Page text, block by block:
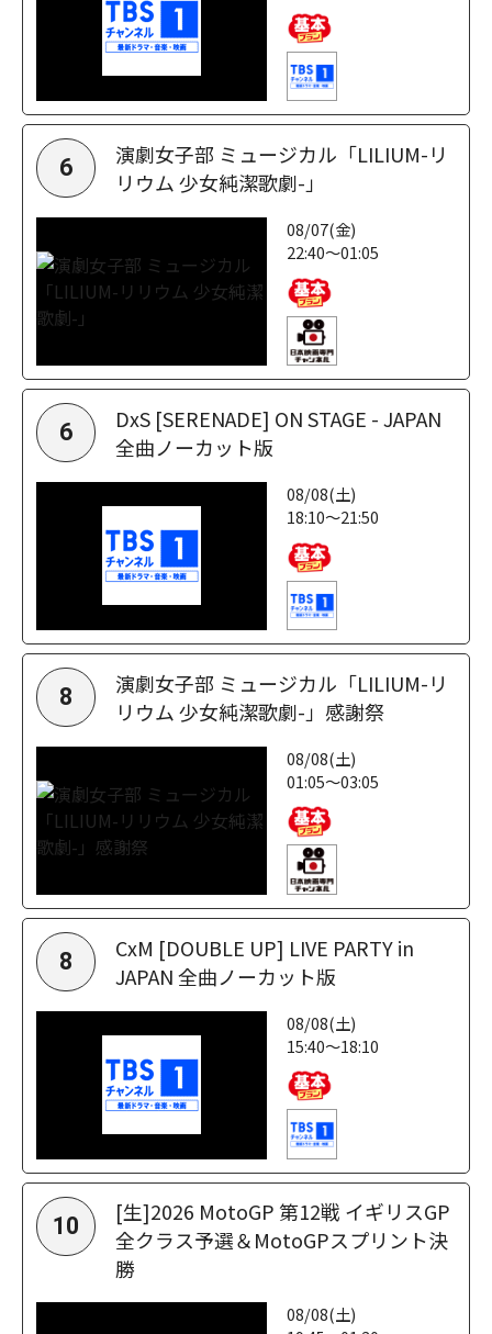
6
演劇女子部 ミュージカル「LILIUM-リ
リウム 少女純潔歌劇-」
08/07(金)
22:40～01:05
6
DxS [SERENADE] ON STAGE - JAPAN
全曲ノーカット版
08/08(土)
18:10～21:50
8
演劇女子部 ミュージカル「LILIUM-リ
リウム 少女純潔歌劇-」感謝祭
08/08(土)
01:05～03:05
8
CxM [DOUBLE UP] LIVE PARTY in
JAPAN 全曲ノーカット版
08/08(土)
15:40～18:10
10
[生]2026 MotoGP 第12戦 イギリスGP
全クラス予選＆MotoGPスプリント決
勝
08/08(土)